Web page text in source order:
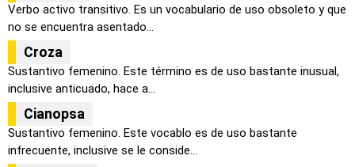
Verbo activo transitivo. Es un vocabulario de uso obsoleto y que
no se encuentra asentado...
Croza
Sustantivo femenino. Este término es de uso bastante inusual,
inclusive anticuado, hace a...
Cianopsa
Sustantivo femenino. Este vocablo es de uso bastante
infrecuente, inclusive se le conside...